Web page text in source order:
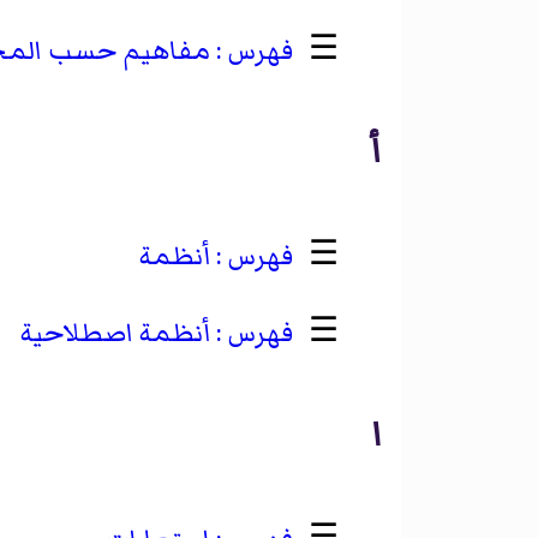
☰ مفاهيم حسب
أ
☰
أنظمة
☰
أنظمة اصطلاحية
ا